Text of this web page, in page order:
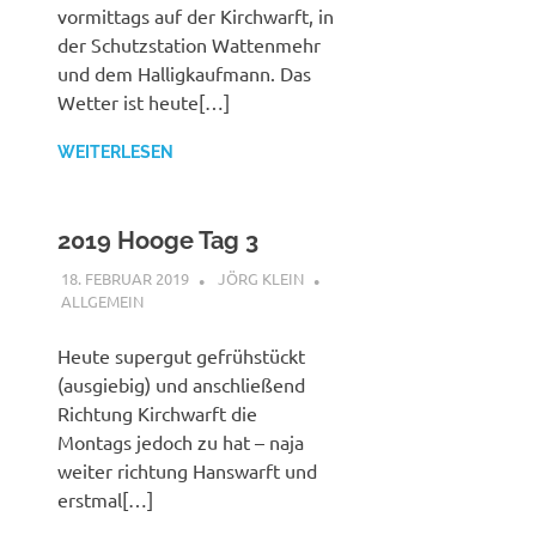
vormittags auf der Kirchwarft, in
der Schutzstation Wattenmehr
und dem Halligkaufmann. Das
Wetter ist heute[…]
WEITERLESEN
2019 Hooge Tag 3
18. FEBRUAR 2019
JÖRG KLEIN
ALLGEMEIN
Heute supergut gefrühstückt
(ausgiebig) und anschließend
Richtung Kirchwarft die
Montags jedoch zu hat – naja
weiter richtung Hanswarft und
erstmal[…]